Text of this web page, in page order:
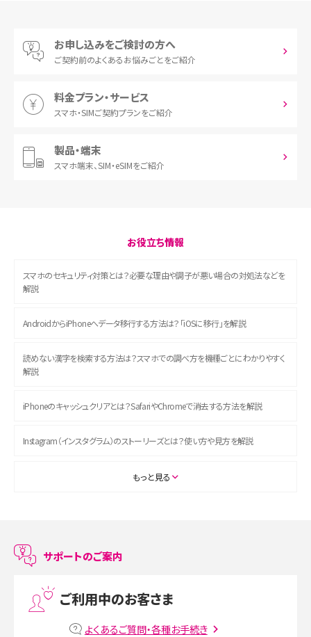
お申し込みをご検討の方へ
ご契約前のよくあるお悩みごとをご紹介
料金プラン・サービス
スマホ・SIMご契約プランをご紹介
製品・端末
スマホ端末、SIM・eSIMをご紹介
お役立ち情報
スマホのセキュリティ対策とは？必要な理由や調子が悪い場合の対処法などを
解説
AndroidからiPhoneへデータ移行する方法は？「iOSに移行」を解説
読めない漢字を検索する方法は？スマホでの調べ方を機種ごとにわかりやすく
解説
iPhoneのキャッシュクリアとは？SafariやChromeで消去する方法を解説
Instagram（インスタグラム）のストーリーズとは？使い方や見方を解説
ASMRとは？初心者向けの代表ジャンルや楽しみ方を解説
LINEで友だちを削除する方法は？方法ごとの影響や復活・復元する方法も解説
MNOとは？MVNOやMVNEとの違いやメリット・デメリットを解説
もっと見る
サポートのご案内
ご利用中のお客さま
よくあるご質問・各種お手続き